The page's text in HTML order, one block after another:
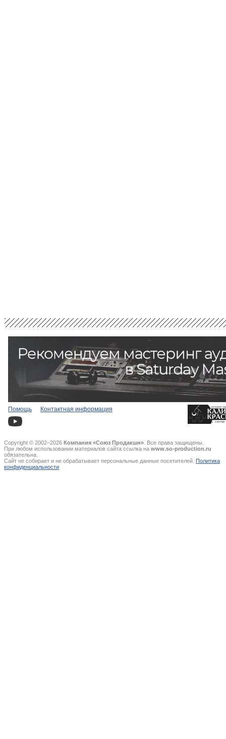
Помощь Контактная информация
Copyright © 2002–2026 Компания «Союз Продакшн» . Все права защищены.
При любом использовании материалов сайта ссылка на www.so-production.ru
обязательна.
Сайт не собирает и не обрабатывает персональные данные посетителей. Политика
конфиденциальности